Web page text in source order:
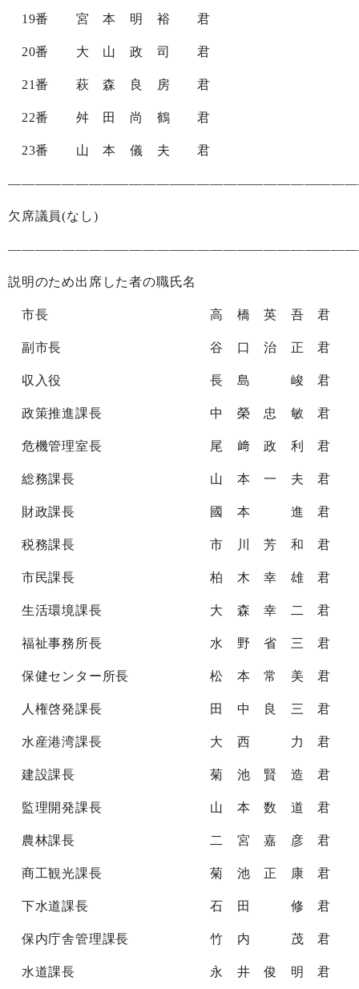
19番 宮 本 明 裕 君
20番 大 山 政 司 君
21番 萩 森 良 房 君
22番 舛 田 尚 鶴 君
23番 山 本 儀 夫 君
欠席議員(なし)
説明のため出席した者の職氏名
市長 高 橋 英 吾 君
副市長 谷 口 治 正 君
収入役 長 島 峻 君
政策推進課長 中 榮 忠 敏 君
危機管理室長 尾 﨑 政 利 君
総務課長 山 本 一 夫 君
財政課長 國 本 進 君
税務課長 市 川 芳 和 君
市民課長 柏 木 幸 雄 君
生活環境課長 大 森 幸 二 君
福祉事務所長 水 野 省 三 君
保健センター所長 松 本 常 美 君
人権啓発課長 田 中 良 三 君
水産港湾課長 大 西 力 君
建設課長 菊 池 賢 造 君
監理開発課長 山 本 数 道 君
農林課長 二 宮 嘉 彦 君
商工観光課長 菊 池 正 康 君
下水道課長 石 田 修 君
保内庁舎管理課長 竹 内 茂 君
水道課長 永 井 俊 明 君